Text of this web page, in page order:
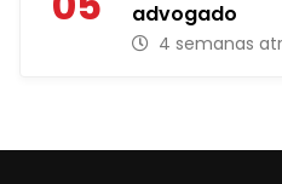
advogado
4 semanas